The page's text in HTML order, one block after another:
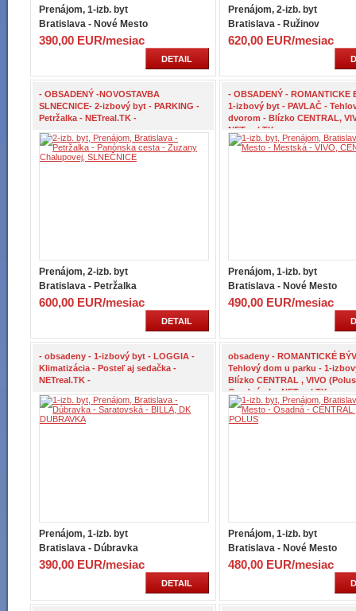
Prenájom, 1-izb. byt
Bratislava - Nové Mesto
390,00 EUR/mesiac
DETAIL
Prenájom, 2-izb. byt
Bratislava - Ružinov
620,00 EUR/mesiac
- OBSADENÝ -NOVOSTAVBA
SLNECNICE- 2-izbový byt - PARKING -
Petržalka - NETreal.TK -
Prenájom, 2-izb. byt
Bratislava - Petržalka
600,00 EUR/mesiac
DETAIL
- OBSADENÝ - ROMANTICKE
1-izbový byt - PAVLAČ -
dvorom - Blízko CENTRAL,
NETreal.TK -
Prenájom, 1-izb. byt
Bratislava - Nové Mesto
490,00 EUR/mesiac
- obsadeny - 1-izbový byt - LOGGIA -
Klimatizácia - Posteľ aj sedačka -
NETreal.TK -
Prenájom, 1-izb. byt
Bratislava - Dúbravka
390,00 EUR/mesiac
DETAIL
obsadeny - ROMANTICKÉ
Tehlový dom u parku - 1-
Blízko CENTRAL , VIVO
Osadná ul. - NETreal.TK -
Prenájom, 1-izb. byt
Bratislava - Nové Mesto
480,00 EUR/mesiac